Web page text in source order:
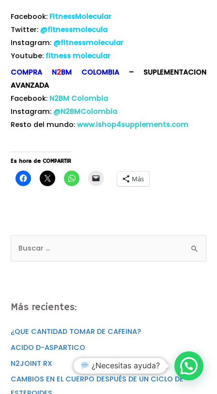
Facebook: FitnessMolecular
Twitter: @fitnessmolecula
Instagram: @fitnessmolecular
Youtube: fitness molecular
COMPRA N2BM COLOMBIA– SUPLEMENTACION
AVANZADA
Facebook: N2BM Colombia
Instagram: @N2BMColombia
Resto del mundo:www.ishop4supplements.com
Es hora de COMPARTIR
Más
Más recientes:
¿QUE CANTIDAD TOMAR DE CAFEINA?
ACIDO D-ASPARTICO
N2JOINT RX
CAMBIOS EN EL CUERPO DESPUÉS DE UN CICLO DE
¿Necesitas ayuda?